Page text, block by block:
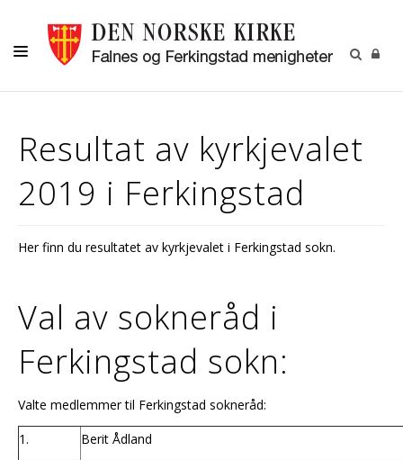
DÅP -VIGSEL-GRAVFERD
KONFIRMASJON
MENIGHETSARBEID
Resultat av kyrkjevalet
2019 i Ferkingstad
Her finn du resultatet av kyrkjevalet i Ferkingstad sokn.
Val av sokneråd i
Ferkingstad sokn:
Valte medlemmer til Ferkingstad sokneråd:
1.
Berit Ådland